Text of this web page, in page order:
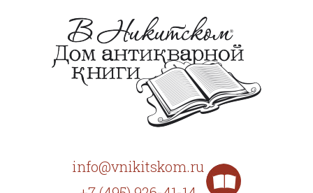
info@vnikitskom.ru